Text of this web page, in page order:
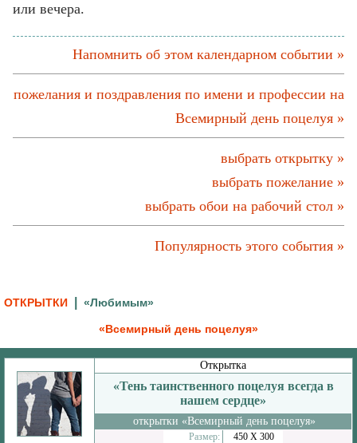
или вечера.
Напомнить об этом календарном событии »
пожелания и поздравления по имени и профессии на
Всемирный день поцелуя »
выбрать открытку »
выбрать пожелание »
выбрать обои на рабочий стол »
Популярность этого события »
ОТКРЫТКИ «Любимым»
«Всемирный день поцелуя»
Открытка
«Тень таинственного поцелуя всегда в
нашем сердце»
открытки «Всемирный день поцелуя»
Размер: 450 Х 300